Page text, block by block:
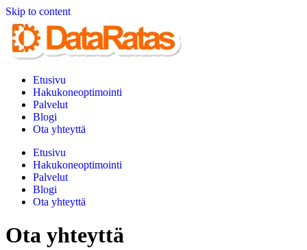
Skip to content
Etusivu
Hakukoneoptimointi
Palvelut
Blogi
Ota yhteyttä
Etusivu
Hakukoneoptimointi
Palvelut
Blogi
Ota yhteyttä
Ota yhteyttä